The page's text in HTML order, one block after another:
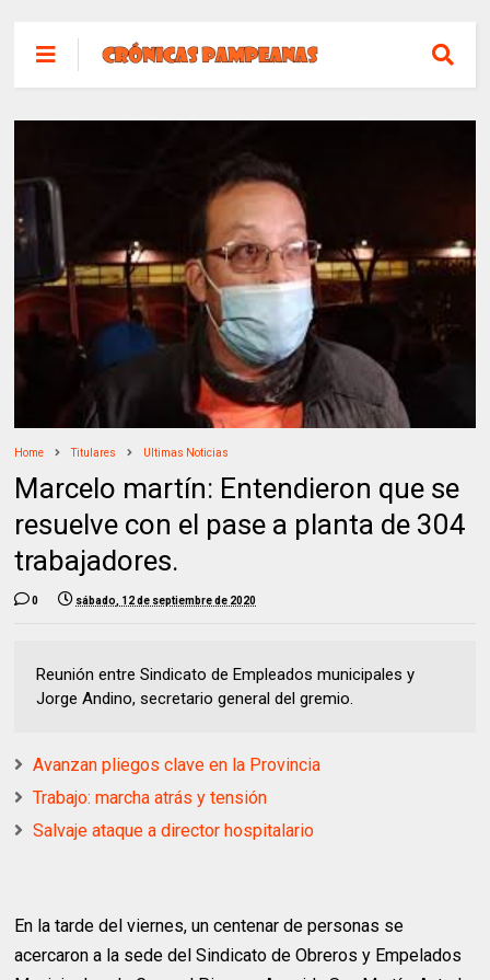
Home Titulares Ultimas Noticias
Marcelo martín: Entendieron que se
resuelve con el pase a planta de 304
trabajadores.
0 sábado, 12 de septiembre de 2020
Reunión entre Sindicato de Empleados municipales y
Jorge Andino, secretario general del gremio.
Avanzan pliegos clave en la Provincia
Trabajo: marcha atrás y tensión
Salvaje ataque a director hospitalario
En la tarde del viernes, un centenar de personas se
acercaron a la sede del Sindicato de Obreros y Empelados